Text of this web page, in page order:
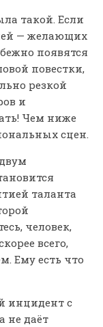
такой. Если
— желающих
появятся
повестки,
резкой
и
Чем ниже
сцен.
таланта
человек,
всего,
Ему есть что
инцидент с
не даёт